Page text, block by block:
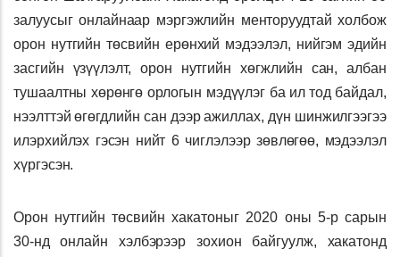
залуусыг онлайнаар мэргэжлийн менторуудтай холбож
орон нутгийн төсвийн ерөнхий мэдээлэл, нийгэм эдийн
засгийн үзүүлэлт, орон нутгийн хөгжлийн сан, албан
тушаалтны хөрөнгө орлогын мэдүүлэг ба ил тод байдал,
нээлттэй өгөгдлийн сан дээр ажиллах, дүн шинжилгээгээ
илэрхийлэх гэсэн нийт 6 чиглэлээр зөвлөгөө, мэдээлэл
хүргэсэн.
Орон нутгийн төсвийн хакатоныг 2020 оны 5-р сарын
30-нд онлайн хэлбэрээр зохион байгуулж, хакатонд